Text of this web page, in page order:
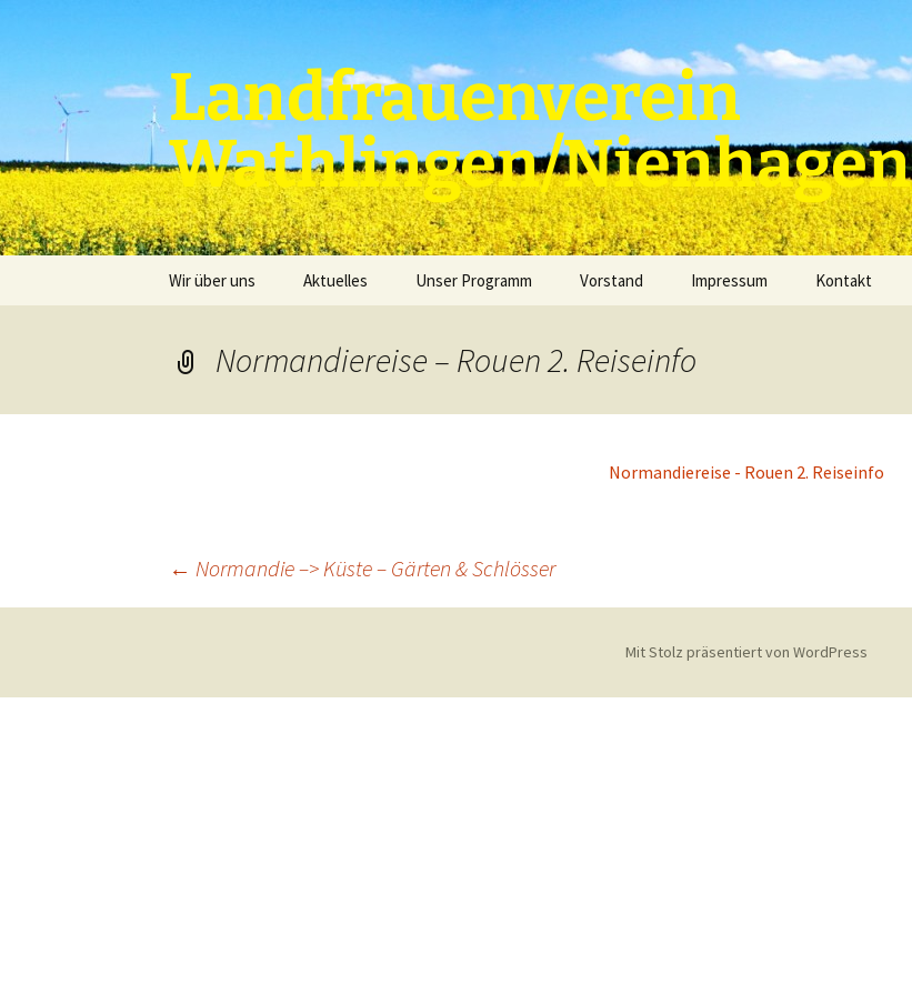
Landfrauenverein
Wathlingen/Nienhagen
Wir über uns Aktuelles Unser Programm Vorstand Impressum Kontakt
Normandiereise – Rouen 2. Reiseinfo
Normandiereise - Rouen 2. Reiseinfo
Beitragsnavigation
← Normandie –> Küste – Gärten & Schlösser
Mit Stolz präsentiert von WordPress